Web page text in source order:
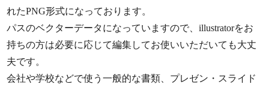
れたPNG形式になっております。
パスのベクターデータになっていますので、illustratorをお
持ちの方は必要に応じて編集してお使いいただいても大丈
夫です。
会社や学校などで使う一般的な書類、プレゼン・スライド